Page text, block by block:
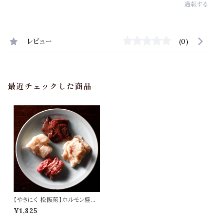
通報する
レビュー (0)
最近チェックした商品
【やきにく 松阪苑】ホルモン盛り
合わせ みそダレ付き
¥1,825